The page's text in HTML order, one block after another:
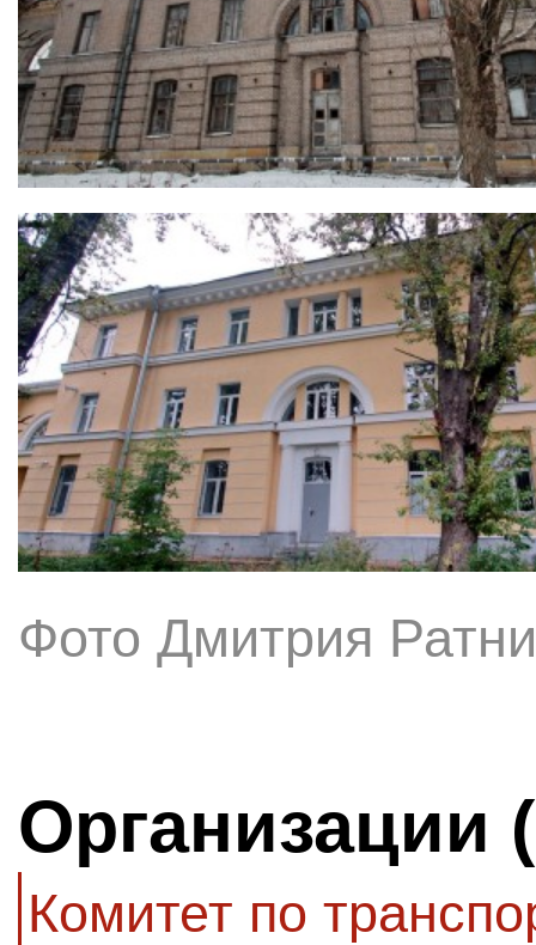
Фото Дмитрия
Организации
Комитет по